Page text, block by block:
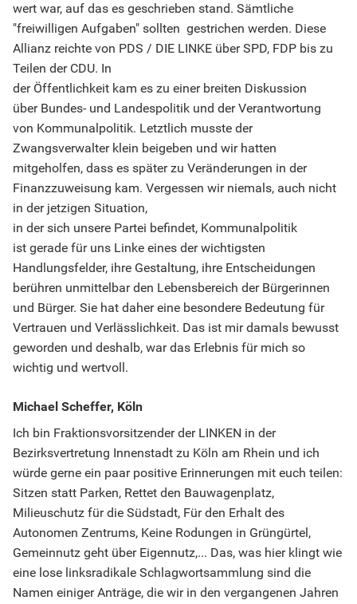
wert war, auf das es geschrieben stand. Sämtliche
"freiwilligen Aufgaben" sollten gestrichen werden. Diese
Allianz reichte von PDS / DIE LINKE über SPD, FDP bis zu
Teilen der CDU. In
der Öffentlichkeit kam es zu einer breiten Diskussion
über Bundes- und Landespolitik und der Verantwortung
von Kommunalpolitik. Letztlich musste der
Zwangsverwalter klein beigeben und wir hatten
mitgeholfen, dass es später zu Veränderungen in der
Finanzzuweisung kam. Vergessen wir niemals, auch nicht
in der jetzigen Situation,
in der sich unsere Partei befindet, Kommunalpolitik
ist gerade für uns Linke eines der wichtigsten
Handlungsfelder, ihre Gestaltung, ihre Entscheidungen
berühren unmittelbar den Lebensbereich der Bürgerinnen
und Bürger. Sie hat daher eine besondere Bedeutung für
Vertrauen und Verlässlichkeit. Das ist mir damals bewusst
geworden und deshalb, war das Erlebnis für mich so
wichtig und wertvoll.
Michael Scheffer, Köln
Ich bin Fraktionsvorsitzender der LINKEN in der
Bezirksvertretung Innenstadt zu Köln am Rhein und ich
würde gerne ein paar positive Erinnerungen mit euch teilen:
Sitzen statt Parken, Rettet den Bauwagenplatz,
Milieuschutz für die Südstadt, Für den Erhalt des
Autonomen Zentrums, Keine Rodungen in Grüngürtel,
Gemeinnutz geht über Eigennutz,... Das, was hier klingt wie
eine lose linksradikale Schlagwortsammlung sind die
Namen einiger Anträge, die wir in den vergangenen Jahren